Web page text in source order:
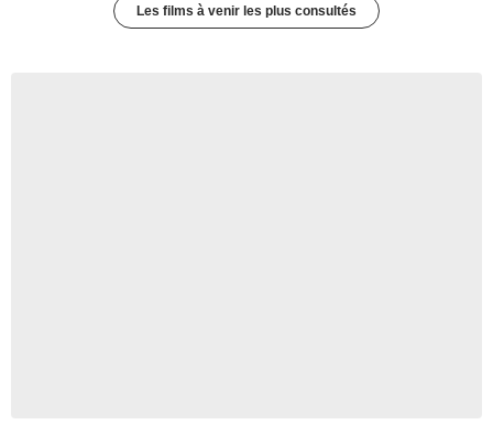
Les films à venir les plus consultés